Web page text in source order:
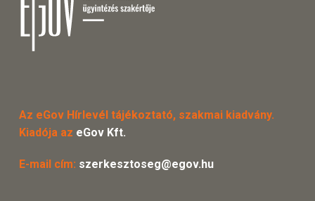
Az eGov Hírlevél tájékoztató, szakmai kiadvány.
Kiadója az eGov Kft.
E-mail cím: szerkesztoseg@egov.hu